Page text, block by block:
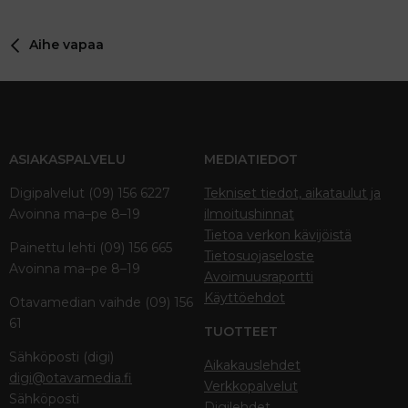
Aihe vapaa
ASIAKASPALVELU
Digipalvelut (09) 156 6227
Avoinna ma–pe 8–19
Painettu lehti (09) 156 665
Avoinna ma–pe 8–19
Otavamedian vaihde (09) 156
61
Sähköposti (digi)
digi@otavamedia.fi
Sähköposti
MEDIATIEDOT
Tekniset tiedot, aikataulut ja
ilmoitushinnat
Tietoa verkon kävijöistä
Tietosuojaseloste
Avoimuusraportti
Käyttöehdot
TUOTTEET
Aikakauslehdet
Verkkopalvelut